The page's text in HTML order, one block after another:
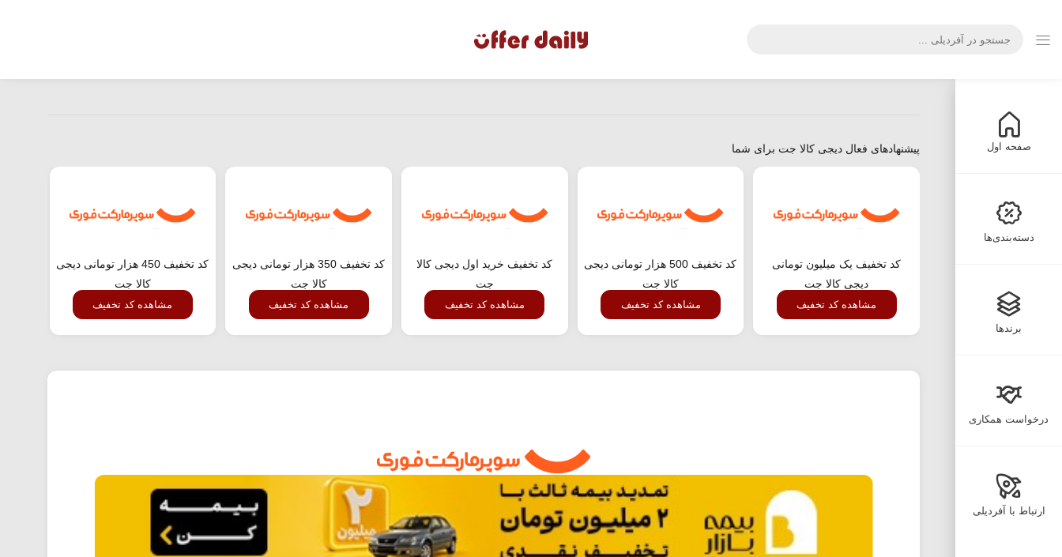
صفحه اول
دسته‌بندی‌ها
برندها
درخواست همکاری
ارتباط با آفردیلی
پیشنهادهای فعال دیجی کالا جت برای شما
کد تخفیف یک میلیون تومانی
دیجی کالا جت
مشاهده کد تخفیف
کد تخفیف 500 هزار تومانی دیجی
کالا جت
مشاهده کد تخفیف
کد تخفیف خرید اول دیجی کالا
جت
مشاهده کد تخفیف
کد تخفیف 350 هزار تومانی دیجی
کالا جت
مشاهده کد تخفیف
کد تخفیف 450 هزار تومانی دیجی
کالا جت
مشاهده کد تخفیف